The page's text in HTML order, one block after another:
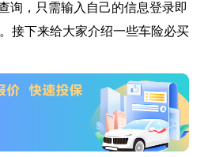
询，只需输入自己的信息登录即
接下来给大家介绍一些车险必买